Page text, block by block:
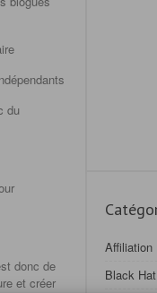
du
donc de
et créer
Affiliation
Black